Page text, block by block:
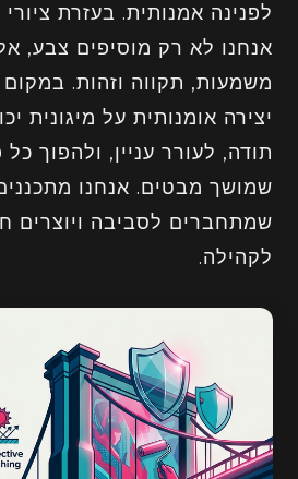
לפנינה אמנותית. בעזרת ציורי
אנחנו לא רק מוסיפים צבע,
משמעות, תקווה וזהות.
יצירה אומנותית על מיגונית
תודה, לעורר עניין, ולהפוך
שמושך מבטים. אנחנו מתכננים
שמתחברים לסביבה ויוצרים
לקהילה.